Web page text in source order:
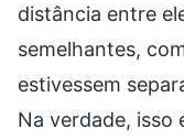
distância entre
semelhantes,
estivessem
Na verdade, isso